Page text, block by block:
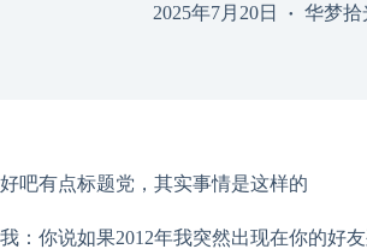
2025年7月20日 华梦拾
好吧有点标题党，其实事情是这样的
我：你说如果2012年我突然出现在你的好